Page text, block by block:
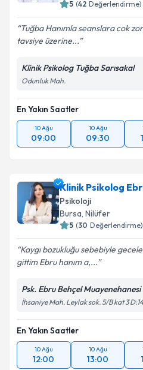
5 (42 Değerlendirme)
Tuğba Hanımla seanslara cok
tavsiye üzerine...
Klinik Psikolog Tuğba Sarısakal
Odunluk Mah.
En Yakın Saatler
10 Ağu
09:00
10 Ağu
09:30
Klinik Psikolog
Psikoloji
Bursa, Nilüfer
5 (30 Değerlendirme)
Kaygı bozukluğu sebebiyle
gittim Ebru hanım a,...
Psk. Ebru Behçel Muayenehanesi
İhsaniye Mah. Leylak sok. 5/B kat 3
En Yakın Saatler
10 Ağu
12:00
10 Ağu
13:00